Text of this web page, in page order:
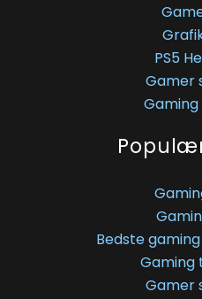
PS5
Bedste
Gaming